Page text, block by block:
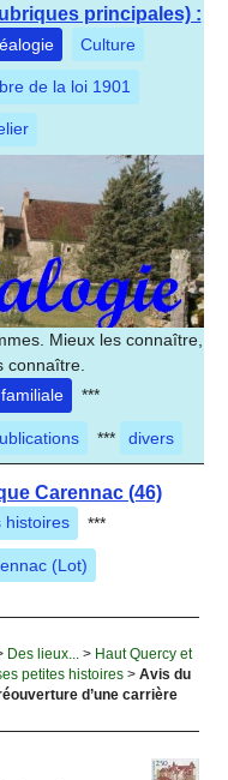
principales) :
Culture
de la loi 1901
Mieux les connaître,
connaître.
***
*** divers
Carennac (46)
histoires ***
(Lot)
Des lieux... > Haut Quercy et
petites histoires> Avis du
d’une carrière